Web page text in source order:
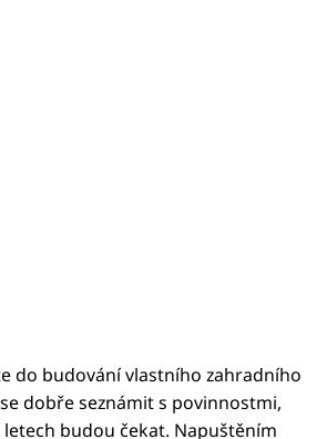
do budování vlastního zahradního
dobře seznámit s povinnostmi,
letech budou čekat. Napuštěním